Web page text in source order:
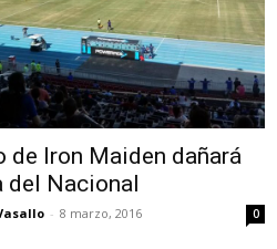
de Iron Maiden dañará
del Nacional
- 8 marzo, 2016 0